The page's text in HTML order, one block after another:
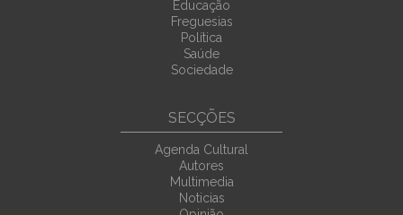
Educação
Freguesias
Política
Saúde
Sociedade
SECÇÕES
Agenda Cultural
Autores
Multimedia
Noticias